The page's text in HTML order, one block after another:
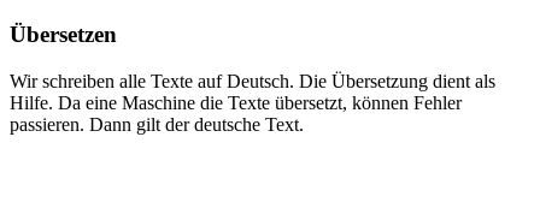
Übersetzen
Wir schreiben alle Texte auf Deutsch. Die Übersetzung dient als
Hilfe. Da eine Maschine die Texte übersetzt, können Fehler
passieren. Dann gilt der deutsche Text.